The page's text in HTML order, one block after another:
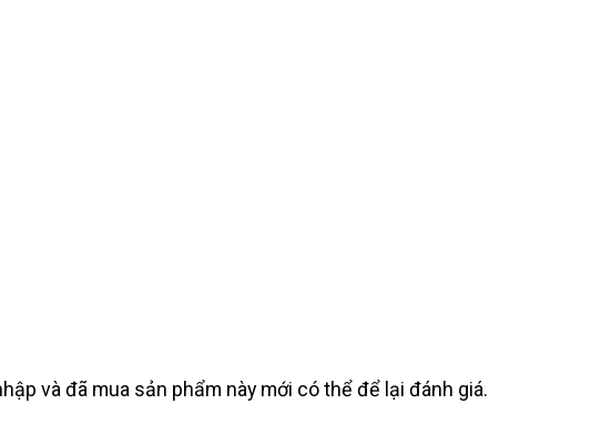
và đã mua sản phẩm này mới có thể để lại đánh giá.